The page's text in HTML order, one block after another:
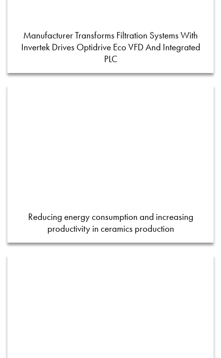
Manufacturer Transforms Filtration Systems With
Invertek Drives Optidrive Eco VFD And Integrated
PLC
Reducing energy consumption and increasing
productivity in ceramics production